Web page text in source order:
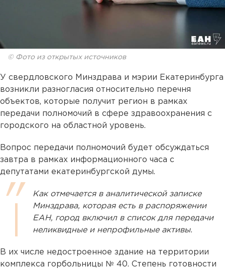
© Фото из открытых источников
У свердловского Минздрава и мэрии Екатеринбурга
возникли разногласия относительно перечня
объектов, которые получит регион в рамках
передачи полномочий в сфере здравоохранения с
городского на областной уровень.
Вопрос передачи полномочий будет обсуждаться
завтра в рамках информационного часа c
депутатами екатеринбургской думы.
Как отмечается в аналитической записке
Минздрава, которая есть в распоряжении
ЕАН, город включил в список для передачи
неликвидные и непрофильные активы.
В их числе недостроенное здание на территории
комплекса горбольницы № 40. Степень готовности